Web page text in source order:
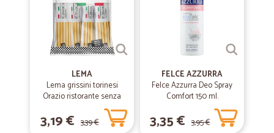
LEMA
Lema grissini torinesi
Orazio ristorante senza
olio di palma x30 gr.450
3,19 € 3,39 €
FELCE AZZURRA
Felce Azzurra Deo Spray
Comfort 150 ml.
3,35 € 3,95 €